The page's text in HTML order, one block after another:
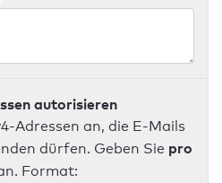
autorisieren
Adressen an, die E-Mails
dürfen. Geben Sie pro
Format: